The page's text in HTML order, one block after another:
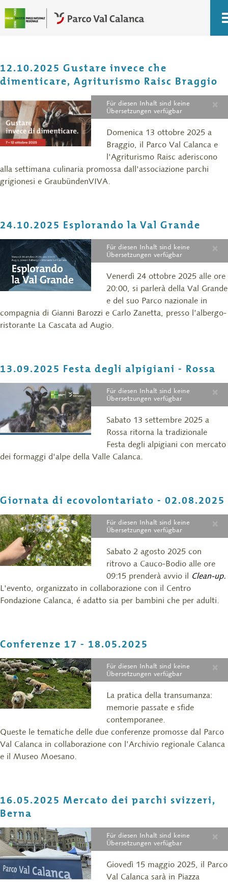
12.10.2025 Gustare invece che
dimenticare, Agriturismo Raisc Braggio
Für diesen Inhalt sind keine
Übersetzungen verfügbar
Domenica 13 ottobre 2025 a
Braggio, il Parco Val Calanca e
l'Agriturismo Raisc aderiscono
alla settimana culinaria promossa dall'associazione parchi
grigionesi e GraubündenVIVA.
24.10.2025 Esplorando la Val Grande
Für diesen Inhalt sind keine
Übersetzungen verfügbar
Venerdì 24 ottobre 2025 alle ore
20:00, si parlerà della Val Grande
e del suo Parco nazionale in
compagnia di Gianni Barozzi e Carlo Zanetta, presso l’albergo-
ristorante La Cascata ad Augio.
13.09.2025 Festa degli alpigiani - Rossa
Für diesen Inhalt sind keine
Übersetzungen verfügbar
Sabato 13 settembre 2025 a
Rossa ritorna la tradizionale
Festa degli alpigiani con mercato
dei formaggi d'alpe della Valle Calanca.
Giornata di ecovolontariato - 02.08.2025
Für diesen Inhalt sind keine
Übersetzungen verfügbar
Sabato 2 agosto 2025 con
ritrovo a Cauco-Bodio alle ore
09:15 prenderà avvio il Clean-up.
L'evento, organizzato in collaborazione con il Centro
Fondazione Calanca, é adatto sia per bambini che per adulti.
Conferenze 17 - 18.05.2025
Für diesen Inhalt sind keine
Übersetzungen verfügbar
La pratica della transumanza:
memorie passate e sfide
contemporanee.
Queste le tematiche delle due conferenze promosse dal Parco
Val Calanca in collaborazione con l’Archivio regionale Calanca
e il Museo Moesano.
16.05.2025 Mercato dei parchi svizzeri,
Berna
Für diesen Inhalt sind keine
Übersetzungen verfügbar
Giovedì 15 maggio 2025, il Parco
Val Calanca sarà in Piazza